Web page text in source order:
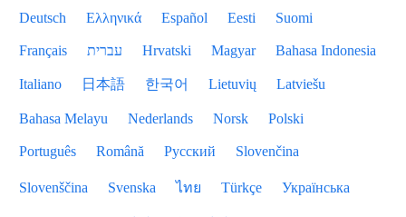
Deutsch Ελληνικά Español Eesti Suomi
Français עברית Hrvatski Magyar Bahasa Indonesia
Italiano 日本語 한국어 Lietuvių Latviešu
Bahasa Melayu Nederlands Norsk Polski
Português Română Русский Slovenčina
Slovenščina Svenska ไทย Türkçe Українська